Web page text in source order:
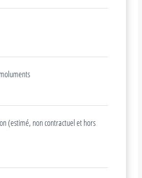
(estimé, non contractuel et hors